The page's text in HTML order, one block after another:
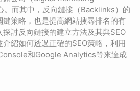
。而其中，反向鏈接（Backlinks）的
鍵策略，也是提高網站搜尋排名的有
討反向鏈接的建立方法及其與SEO
紹如何透過正確的SEO策略，利用
和Google Analytics等來達成